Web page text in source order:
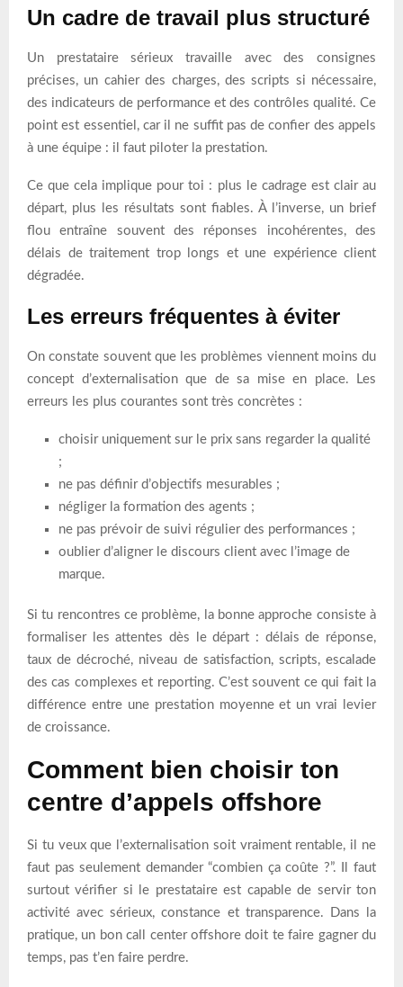
Un cadre de travail plus structuré
Un prestataire sérieux travaille avec des consignes
précises, un cahier des charges, des scripts si nécessaire,
des indicateurs de performance et des contrôles qualité. Ce
point est essentiel, car il ne suffit pas de confier des appels
à une équipe : il faut piloter la prestation.
Ce que cela implique pour toi : plus le cadrage est clair au
départ, plus les résultats sont fiables. À l’inverse, un brief
flou entraîne souvent des réponses incohérentes, des
délais de traitement trop longs et une expérience client
dégradée.
Les erreurs fréquentes à éviter
On constate souvent que les problèmes viennent moins du
concept d’externalisation que de sa mise en place. Les
erreurs les plus courantes sont très concrètes :
choisir uniquement sur le prix sans regarder la qualité
;
ne pas définir d’objectifs mesurables ;
négliger la formation des agents ;
ne pas prévoir de suivi régulier des performances ;
oublier d’aligner le discours client avec l’image de
marque.
Si tu rencontres ce problème, la bonne approche consiste à
formaliser les attentes dès le départ : délais de réponse,
taux de décroché, niveau de satisfaction, scripts, escalade
des cas complexes et reporting. C’est souvent ce qui fait la
différence entre une prestation moyenne et un vrai levier
de croissance.
Comment bien choisir ton
centre d’appels offshore
Si tu veux que l’externalisation soit vraiment rentable, il ne
faut pas seulement demander “combien ça coûte ?”. Il faut
surtout vérifier si le prestataire est capable de servir ton
activité avec sérieux, constance et transparence. Dans la
pratique, un bon call center offshore doit te faire gagner du
temps, pas t’en faire perdre.